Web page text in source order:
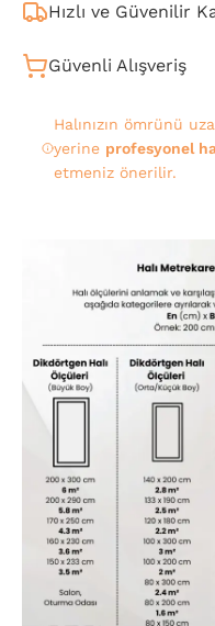
Hızlı ve Güvenilir
Güvenli Alışveriş
Halınızın ömrünü
yerine profesyonel
etmeniz önerilir.